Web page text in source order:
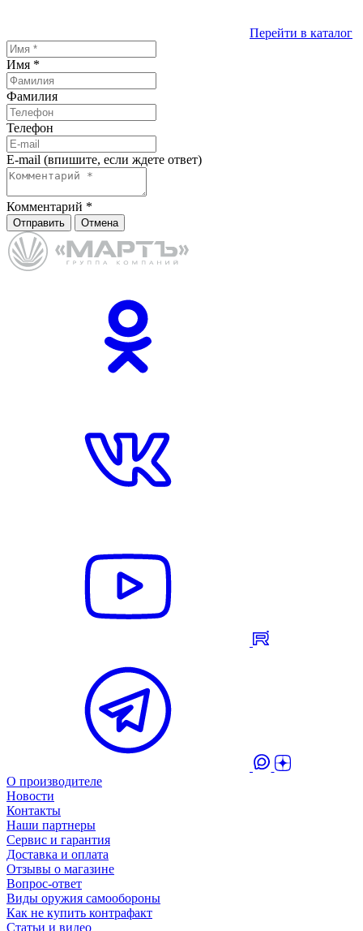
Перейти в каталог
Имя *
Фамилия
Телефон
E-mail (впишите, если ждете ответ)
Комментарий *
Отправить Отмена
О производителе
Новости
Контакты
Наши партнеры
Сервис и гарантия
Доставка и оплата
Отзывы о магазине
Вопрос-ответ
Виды оружия самообороны
Как не купить контрафакт
Статьи и видео